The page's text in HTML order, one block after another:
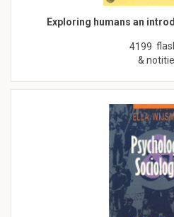
Exploring humans an
4199
&